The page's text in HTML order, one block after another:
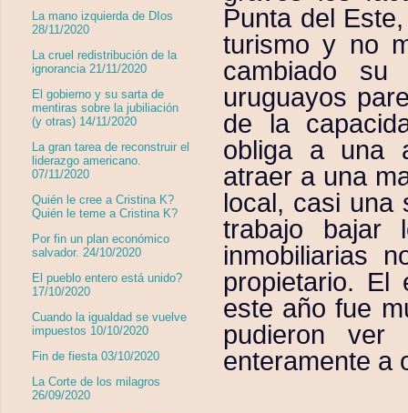
Punta del
turismo y no
cambiado
uruguayos
de la
obliga a una
atraer a una
local, casi una
trabajo bajar
inmobiliarias
propietario.
este año fue
pudieron
enteramente a
La mano izquierda de DIos
28/11/2020
La cruel redistribución de la
ignorancia 21/11/2020
El gobierno y su sarta de
mentiras sobre la jubiliación
(y otras) 14/11/2020
La gran tarea de reconstruir el
liderazgo americano.
07/11/2020
Quién le cree a Cristina K?
Quién le teme a Cristina K?
Por fin un plan económico
salvador. 24/10/2020
El pueblo entero está unido?
17/10/2020
Cuando la igualdad se vuelve
impuestos 10/10/2020
Fin de fiesta 03/10/2020
La Corte de los milagros
26/09/2020